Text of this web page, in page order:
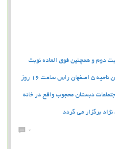
دوم و همچنین فوق العاده نوبت
سوم شرکت تعاونی مسکن فرهنگیان ناحیه 5 اصفهان راس ساعت 16 روز
اجتماعات دبستان محجوب واقع در خانه
برگزار می گردد
0